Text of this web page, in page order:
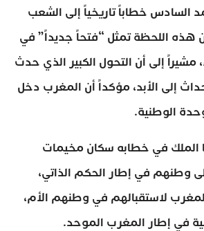
السادس خطاباً تاريخياً إلى الشعب
هذه اللحظة تمثل “فتحاً جديداً” في
إلى أن التحول الكبير الذي حدث
إلى الأبد، مؤكداً أن المغرب دخل
الوطنية.
الملك في خطابه سكان مخيمات
وطنهم في إطار الحكم الذاتي،
لاستقبالهم في وطنهم الأم،
في إطار المغرب الموحد.